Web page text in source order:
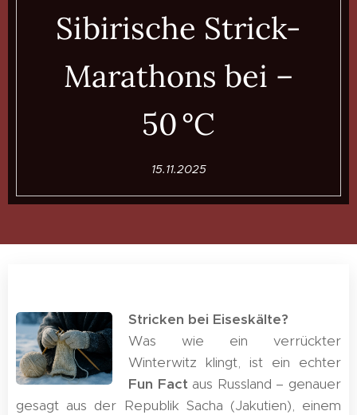
Sibirische Strick-
Marathons bei –
50 °C
15.11.2025
Stricken bei Eiseskälte?
Was wie ein verrückter
Winterwitz klingt, ist ein echter
Fun Fact aus Russland – genauer
gesagt aus der Republik Sacha (Jakutien), einem